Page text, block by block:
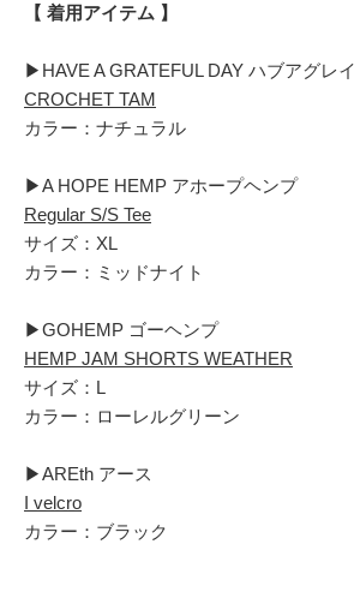
【 着用アイテム 】
▶︎HAVE A GRATEFUL DAY ハブアグレ
CROCHET TAM
カラー：ナチュラル
▶︎A HOPE HEMP アホープヘンプ
Regular S/S Tee
サイズ：XL
カラー：ミッドナイト
▶︎GOHEMP ゴーヘンプ
HEMP JAM SHORTS WEATHER
サイズ：L
カラー：ローレルグリーン
▶︎AREth アース
I velcro
カラー：ブラック